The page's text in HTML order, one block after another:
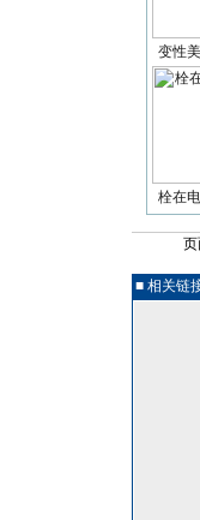
变性
栓在
■ 相关链